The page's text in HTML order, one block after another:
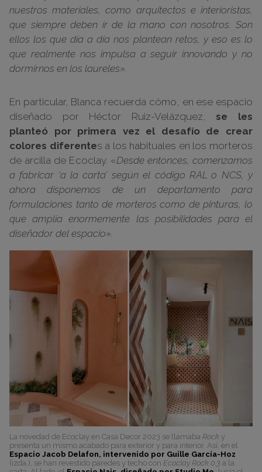
nuestros materiales, como arquitectos e interioristas,
que siempre deben ir de la mano con nosotros. Son
ellos los que día a día nos plantean retos, y eso es lo
que realmente nos impulsa a seguir innovando y no
dormirnos en los laureles».
En particular, Blanca recuerda cómo, en ese espacio
diseñado por Héctor Ruiz-Velázquez, se les
planteó por primera vez el desafío de crear
colores diferentes a los habituales en los morteros
de arcilla de Ecoclay. «Desde entonces, comenzamos
a fabricar ‘a la carta’ según el código RAL o NCS, y
ahora disponemos de un departamento para
formulaciones tanto de morteros como de pinturas, lo
que amplía enormemente las posibilidades para el
diseñador del espacio».
La novedad de Ecoclay en Casa Decor 2023 se llamaba Rock y
presenta un mismo acabado para exterior y para interior. Así, en el
Espacio Jacob Delafon, intervenido por Guille García-Hoz
(izda.), se han revestido paredes y techo con Ecoclay Rock 0.3 a la